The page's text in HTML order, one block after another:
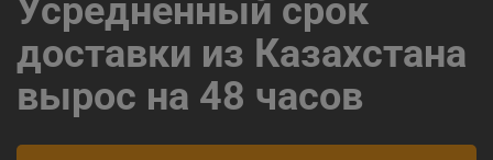
Усредненный срок
доставки из Казахстана
вырос на 48 часов